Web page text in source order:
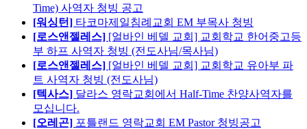
Time) 사역자 청빙 공고
[워싱턴] 타코마제일침례교회 EM 부목사 청빙
[로스앤젤레스] [얼바인 베델 교회] 교회학교 한어중고등
부 하프 사역자 청빙 (전도사님/목사님)
[로스앤젤레스] [얼바인 베델 교회] 교회학교 유아부 파
트 사역자 청빙 (전도사님)
[텍사스] 달라스 영락교회에서 Half-Time 찬양사역자를
모십니다.
[오레곤] 포틀랜드 영락교회 EM Pastor 청빙공고